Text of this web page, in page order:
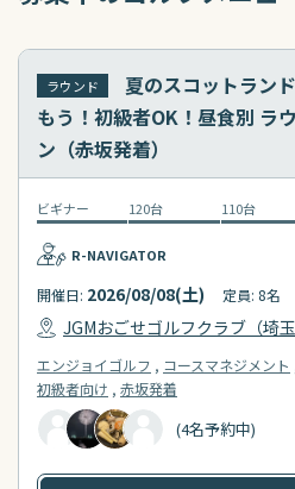
ラウンド
夏のスコットラン
もう！初級者OK！昼食別 ラ
ン（赤坂発着）
ビギナー 120台 110台
R-NAVIGATOR
開催日: 2026/08/08(土) 定員: 8名
JGMおごせゴルフクラブ（埼玉
エンジョイゴルフ コースマネジメント
初級者向け
赤坂発着
(4名予約中)